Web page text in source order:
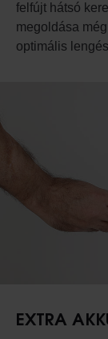
felfújt hátsó
megoldása
optimális
EXTRA